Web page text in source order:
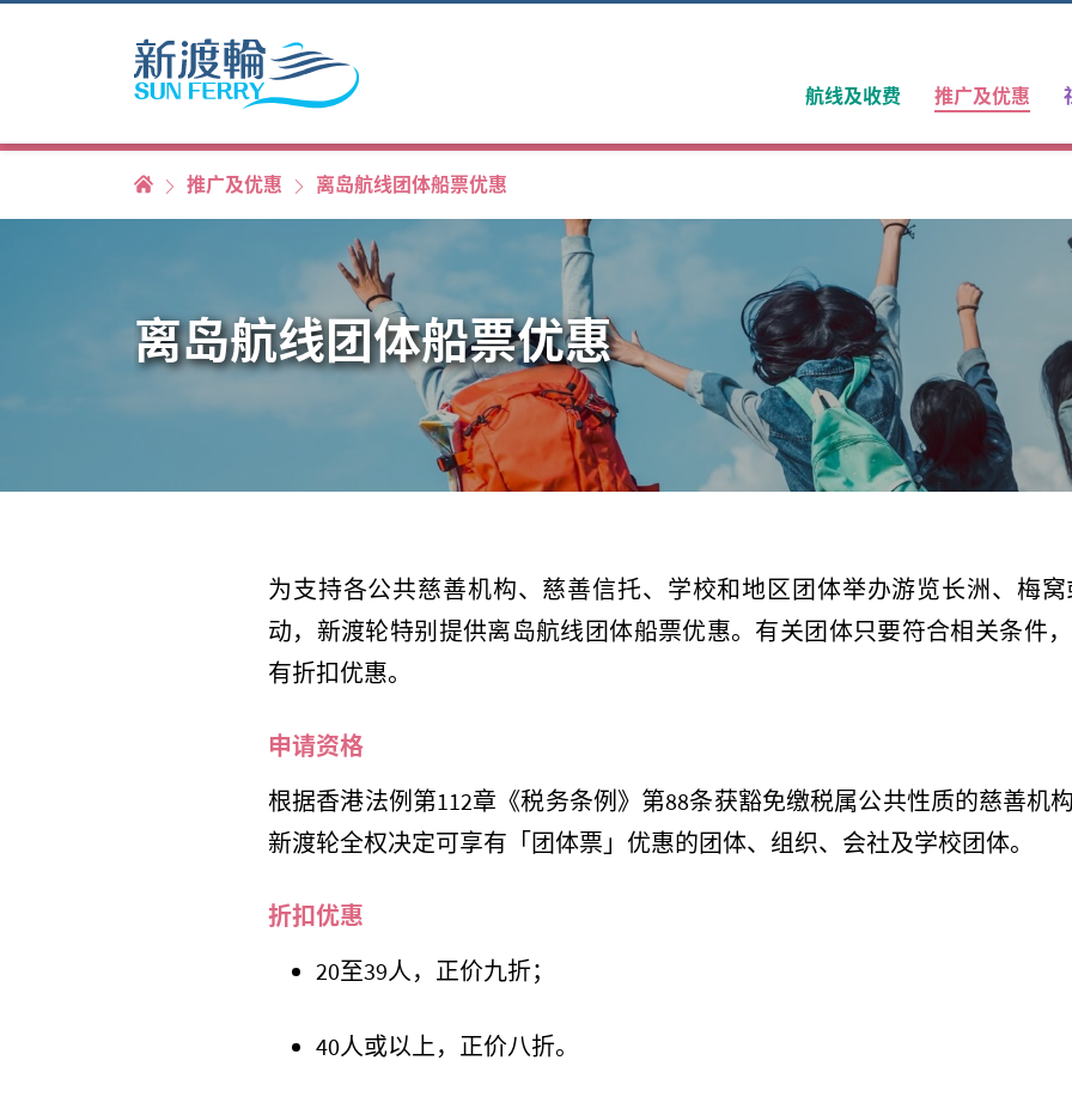
航线及收费 推广及优惠
推广及优惠 离岛航线团体船票优惠
离岛航线团体船票优惠
为支持各公共慈善机构、慈善信托、学校和地区团体举办游览长洲、梅
动，新渡轮特别提供离岛航线团体船票优惠。有关团体只要符合相关条件
有折扣优惠。
申请资格
根据香港法例第112章《税务条例》第88条获豁免缴税属公共性质的慈善机
新渡轮全权决定可享有「团体票」优惠的团体、组织、会社及学校团体。
折扣优惠
20至39人，正价九折；
40人或以上，正价八折。